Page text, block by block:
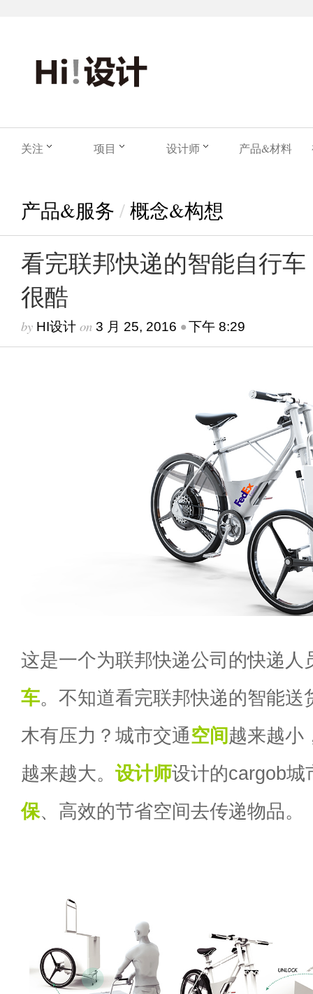
关注 项目 设计师 产品&材料
产品&服务 /概念&构想
看完联邦快递的智能自行
很酷
by HI设计 on 3 月 25, 2016 •下午 8:29
这是一个为联邦快递公司的快递人
车。不知道看完联邦快递的智能送
木有压力？城市交通空间越来越小
越来越大。 设计师设计的cargob城
保、高效的节省空间去传递物品。